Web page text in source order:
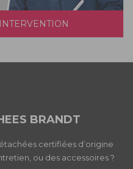
BRANDT
certifiées d’origine
ou des accessoires ?